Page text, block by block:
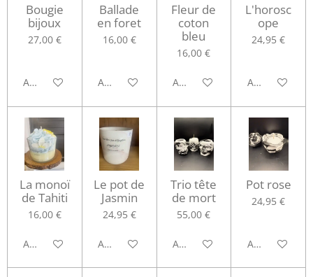
Bougie
bijoux
27,00 €
Ajouter au panier
Ballade
en foret
16,00 €
Ajouter au panier
Fleur de
coton
bleu
16,00 €
Ajouter au panier
L'horosc
ope
24,95 €
Ajouter au
La monoï
de Tahiti
16,00 €
Ajouter au panier
Le pot de
Jasmin
24,95 €
Ajouter au panier
Trio tête
de mort
55,00 €
Ajouter au panier
Pot rose
24,95 €
Ajouter au